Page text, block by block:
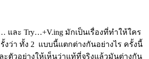
และ Try…+V.ing มักเป็นเรื่องที่ทำให้ใคร
ว่า ทั้ง 2 แบบนี้แตกต่างกันอย่างไร ครั้งนี้
ะตัวอย่างให้เห็นว่าแท้ที่จริงแล้วมันต่างกัน